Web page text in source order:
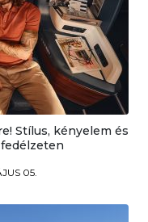
Stílus, kényelem és
05.